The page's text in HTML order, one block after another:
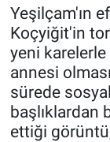
Yeşilçam'ın
Koçyiğit'in
yeni
annesi
sürede
başlıklardan
ettiği
Tüm
Son
Haber